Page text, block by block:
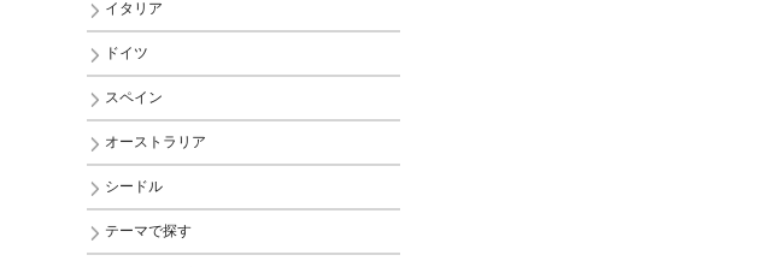
イタリア
ドイツ
スペイン
オーストラリア
シードル
テーマで探す